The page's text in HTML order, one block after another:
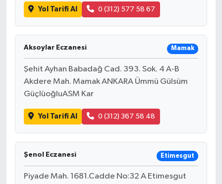
Yol Tarifi Al 0 (312) 577 58 67
Aksoylar Eczanesi Mamak
Şehit Ayhan Babadağ Cad. 393. Sok. 4 A-B
Akdere Mah. Mamak ANKARA Ümmü Gülsüm
GüçlüoğluASM Kar
Yol Tarifi Al 0 (312) 367 58 48
Şenol Eczanesi Etimesgut
Piyade Mah. 1681.Cadde No:32 A Etimesgut